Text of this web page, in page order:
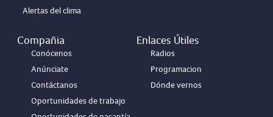
Alertas del clima
Compañia
Conócenos
Anúnciate
Contáctanos
Oportunidades de trabajo
Enlaces Útiles
Radios
Programacion
Dónde vernos